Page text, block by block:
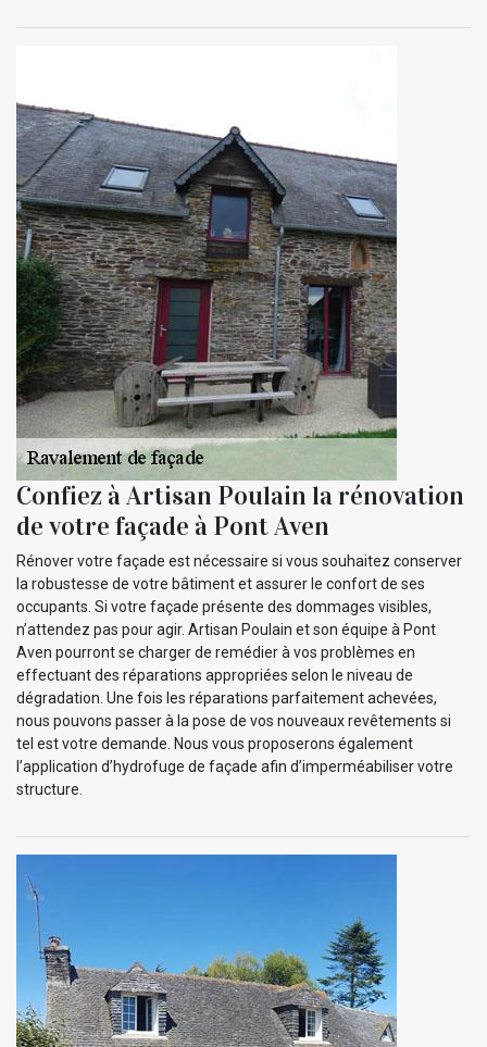
Confiez à Artisan Poulain la rénovation
de votre façade à Pont Aven
Rénover votre façade est nécessaire si vous souhaitez conserver
la robustesse de votre bâtiment et assurer le confort de ses
occupants. Si votre façade présente des dommages visibles,
n’attendez pas pour agir. Artisan Poulain et son équipe à Pont
Aven pourront se charger de remédier à vos problèmes en
effectuant des réparations appropriées selon le niveau de
dégradation. Une fois les réparations parfaitement achevées,
nous pouvons passer à la pose de vos nouveaux revêtements si
tel est votre demande. Nous vous proposerons également
l’application d’hydrofuge de façade afin d’imperméabiliser votre
structure.